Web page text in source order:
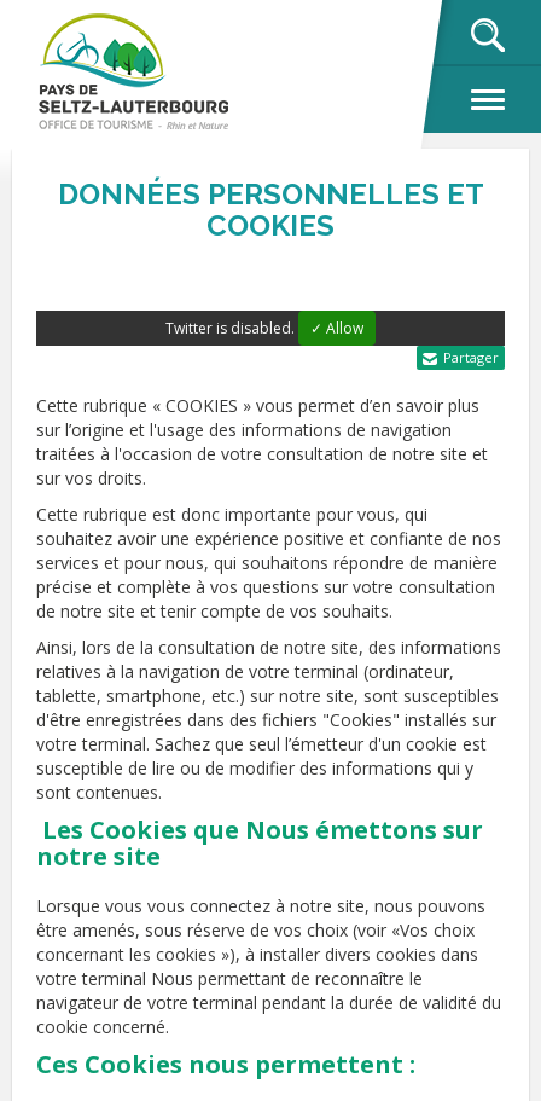
DONNÉES PERSONNELLES ET
COOKIES
Twitter is disabled. ✓ Allow
Partager
Cette rubrique « COOKIES » vous permet d’en savoir plus
sur l’origine et l'usage des informations de navigation
traitées à l'occasion de votre consultation de notre site et
sur vos droits.
Cette rubrique est donc importante pour vous, qui
souhaitez avoir une expérience positive et confiante de nos
services et pour nous, qui souhaitons répondre de manière
précise et complète à vos questions sur votre consultation
de notre site et tenir compte de vos souhaits.
Ainsi, lors de la consultation de notre site, des informations
relatives à la navigation de votre terminal (ordinateur,
tablette, smartphone, etc.) sur notre site, sont susceptibles
d'être enregistrées dans des fichiers "Cookies" installés sur
votre terminal. Sachez que seul l’émetteur d'un cookie est
susceptible de lire ou de modifier des informations qui y
sont contenues.
Les Cookies que Nous émettons sur
notre site
Lorsque vous vous connectez à notre site, nous pouvons
être amenés, sous réserve de vos choix (voir «Vos choix
concernant les cookies »), à installer divers cookies dans
votre terminal Nous permettant de reconnaître le
navigateur de votre terminal pendant la durée de validité du
cookie concerné.
Ces Cookies nous permettent :